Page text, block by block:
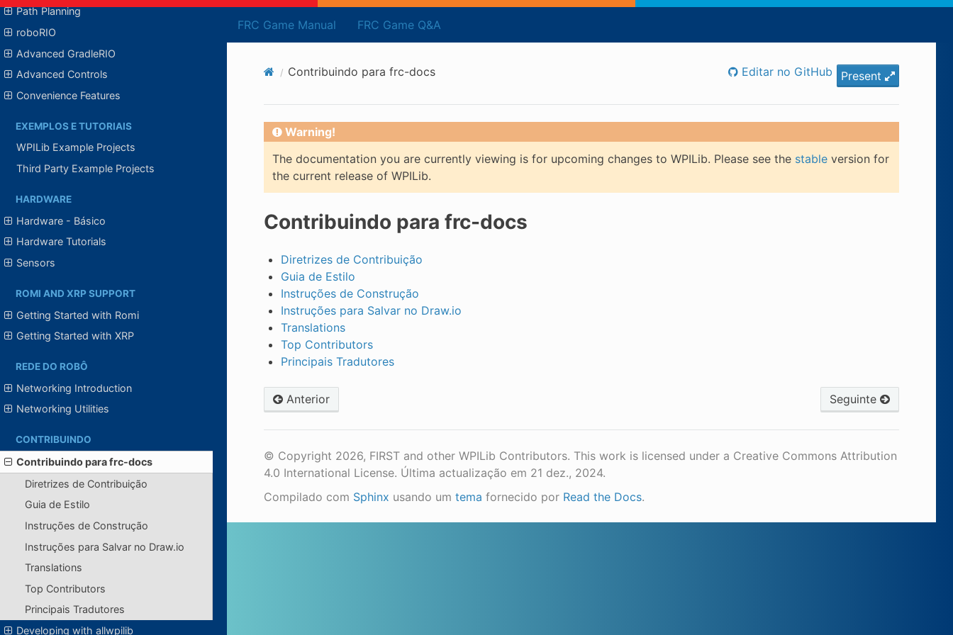
FRC Game Manual FRC Game Q&A
Path Planning
roboRIO
Advanced GradleRIO
Advanced Controls
Convenience Features
EXEMPLOS E TUTORIAIS
WPILib Example Projects
Third Party Example Projects
HARDWARE
Hardware - Básico
Hardware Tutorials
Sensors
ROMI AND XRP SUPPORT
Getting Started with Romi
Getting Started with XRP
REDE DO ROBÔ
Networking Introduction
Networking Utilities
CONTRIBUINDO
Contribuindo para frc-docs
Diretrizes de Contribuição
Guia de Estilo
Instruções de Construção
Instruções para Salvar no Draw.io
Translations
Top Contributors
Principais Tradutores
Developing with allwpilib
Contribuindo para frc-docs Present
Editar no GitHub
Warning!
The documentation you are currently viewing is for upcoming changes to WPILib. Please see the stableversion for
the current release of WPILib.
Contribuindo para frc-docs
Diretrizes de Contribuição
Guia de Estilo
Instruções de Construção
Instruções para Salvar no Draw.io
Translations
Top Contributors
Principais Tradutores
Anterior Seguinte
© Copyright 2026, FIRST and other WPILib Contributors. This work is licensed under a Creative Commons Attribution
4.0 International License. Última actualização em 21 dez., 2024.
Compilado com Sphinx usando um tema fornecido por Read the Docs.